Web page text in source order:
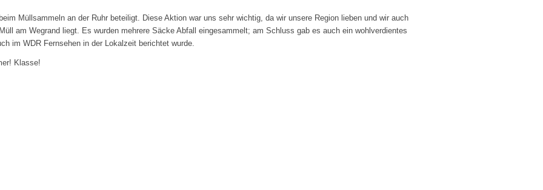
Müllsammeln an der Ruhr beteiligt. Diese Aktion war uns sehr wichtig, da wir unsere Region lieben und wir auch
am Wegrand liegt. Es wurden mehrere Säcke Abfall eingesammelt; am Schluss gab es auch ein wohlverdientes
im WDR Fernsehen in der Lokalzeit berichtet wurde.
Klasse!